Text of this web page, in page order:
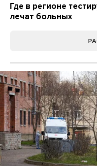
Где в регионе
лечат больных